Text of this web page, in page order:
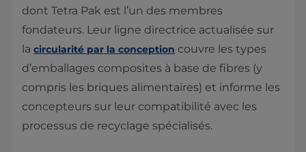
dont Tetra Pak est l’un des membres
fondateurs. Leur ligne directrice actualisée sur
la circularité par la conception couvre les types
d’emballages composites à base de fibres (y
compris les briques alimentaires) et informe les
concepteurs sur leur compatibilité avec les
processus de recyclage spécialisés.